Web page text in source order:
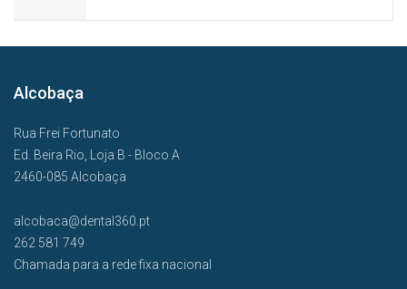
Alcobaça
Rua Frei Fortunato
Ed. Beira Rio, Loja B - Bloco A
2460-085 Alcobaça
alcobaca@dental360.pt
262 581 749
Chamada para a rede fixa nacional